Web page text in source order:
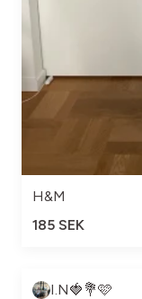
H&M
185 SEK
I.N🍓💐🩷